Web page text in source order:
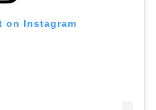
on Instagram